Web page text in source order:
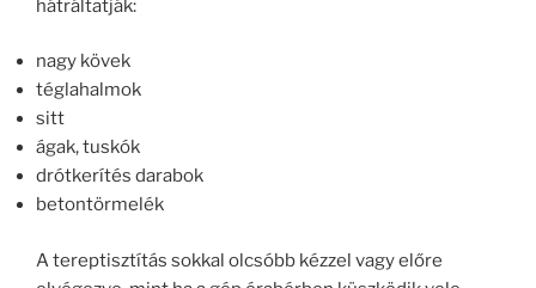
hátráltatják:
nagy kövek
téglahalmok
sitt
ágak, tuskók
drótkerítés darabok
betontörmelék
A tereptisztítás sokkal olcsóbb kézzel vagy előre